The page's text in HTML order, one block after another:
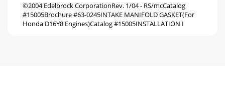
©2004 Edelbrock CorporationRev. 1/04 - RS/mcCatalog
#15005Brochure #63-0245INTAKE MANIFOLD GASKET(For
Honda D16Y8 Engines)Catalog #15005INSTALLATION I